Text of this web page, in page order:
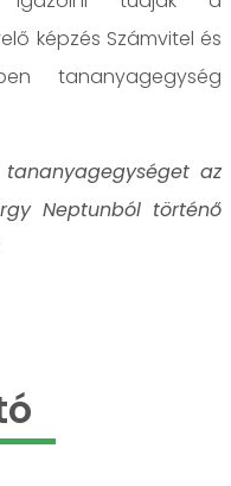
képzés Számvitel és
tananyagegység
az
Neptunból történő